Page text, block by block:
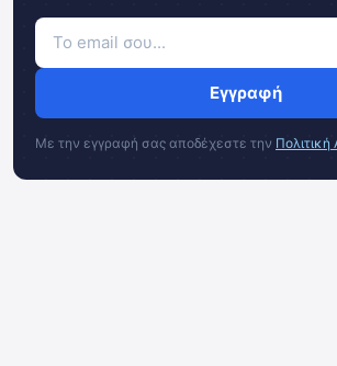
Εγγραφή
Με την εγγραφή σας αποδέχεστε την